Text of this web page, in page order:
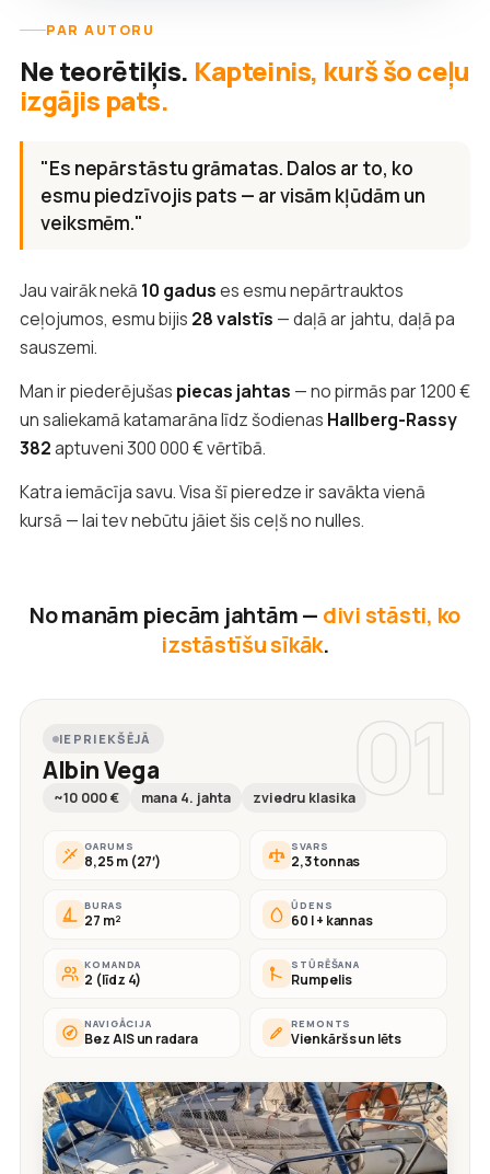
PAR AUTORU
Ne teorētiķis. Kapteinis, kurš šo ceļu
izgājis pats.
"Es nepārstāstu grāmatas. Dalos ar to, ko
esmu piedzīvojis pats — ar visām kļūdām un
veiksmēm."
Jau vairāk nekā 10 gaduses esmu nepārtrauktos
ceļojumos, esmu bijis 28 valstīs — daļā ar jahtu, daļā pa
sauszemi.
Man ir piederējušas piecas jahtas — no pirmās par 1200 €
un saliekamā katamarāna līdz šodienas Hallberg-Rassy
382aptuveni 300 000 € vērtībā.
Katra iemācīja savu. Visa šī pieredze ir savākta vienā
kursā — lai tev nebūtu jāiet šis ceļš no nulles.
No manām piecām jahtām — divi stāsti, ko
izstāstīšu sīkāk.
01
IEPRIEKŠĒJĀ
Albin Vega
~10 000 € mana 4. jahta zviedru klasika
GARUMS
8,25 m (27′)
SVARS
2,3 tonnas
BURAS
27 m²
ŪDENS
60 l + kannas
KOMANDA
2 (līdz 4)
STŪRĒŠANA
Rumpelis
NAVIGĀCIJA
Bez AIS un radara
REMONTS
Vienkāršs un lēts